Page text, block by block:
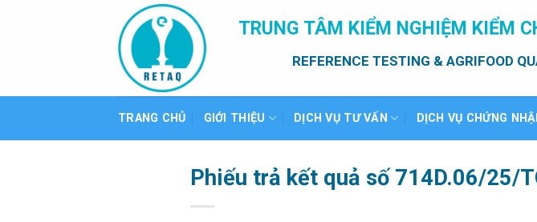
TRUNG TÂM KIỂM NGHIỆM KIỂM
REFERENCE TESTING & AGRIFOOD
TRANG CHỦ GIỚI THIỆU DỊCH VỤ TƯ VẤN DỊCH VỤ CHỨNG
Phiếu trả kết quả số 714D.06/25/